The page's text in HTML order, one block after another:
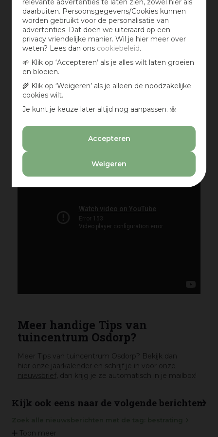
daarbuiten. Persoonsgegevens/Cookies kunnen
worden gebruikt voor de personalisatie van
advertenties. Dat doen we uiteraard op een
privacy vriendelijke manier. Wil je hier meer over
weten? Lees dan ons cookiebeleid.
🌱 Klik op ‘Accepteren’ als je alles wilt laten groeien
en bloeien.
🌾 Klik op ‘Weigeren’ als je alleen de noodzakelijke
cookies wilt.
Je kunt je keuze later altijd nog aanpassen. 🌼
Accepteren
Weigeren
wordt daarna langzaam opgenomen door de bodem.
Regenton voor droge voeten
Wist je dat je ook het water van je dak kunt
opvangen in je tuin? Voor elke vierkante meter
dakoppervlak heb je een halve vierkante meter
tuinoppervlak nodig. Een vijver is een goede
oplossing om water op te vangen, maar een
regenton kan ook - waar je de regenpijp op aansluit.
Ideaal om je planten water te geven op de droge
groot – er zijn steeds meer stijlvolle exemplaren te
periode droge voeten – en je planten ook.
Meer handige Tips van
tuincentrum Osdorp?
Meer Tips van tuincentrum Osdorp? Bekijk dan
hier onze jaarkalender en schrijf je in voor onze
nieuwsbrief, dan krijg je ze automatisch in je mailbox!
Kijk ook eens naar de volgende berichten:
Toon meer